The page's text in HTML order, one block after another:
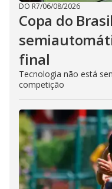
DO R7/06/08/2026
Copa do
final
Tecnologia não está
competição